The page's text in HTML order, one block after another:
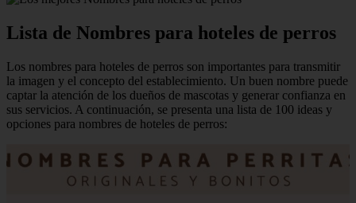
Lista de Nombres para hoteles de perros
Los nombres para hoteles de perros son importantes para transmitir
la imagen y el concepto del establecimiento. Un buen nombre puede
captar la atención de los dueños de mascotas y generar confianza en
sus servicios. A continuación, se presenta una lista de 100 ideas y
opciones para nombres de hoteles de perros: